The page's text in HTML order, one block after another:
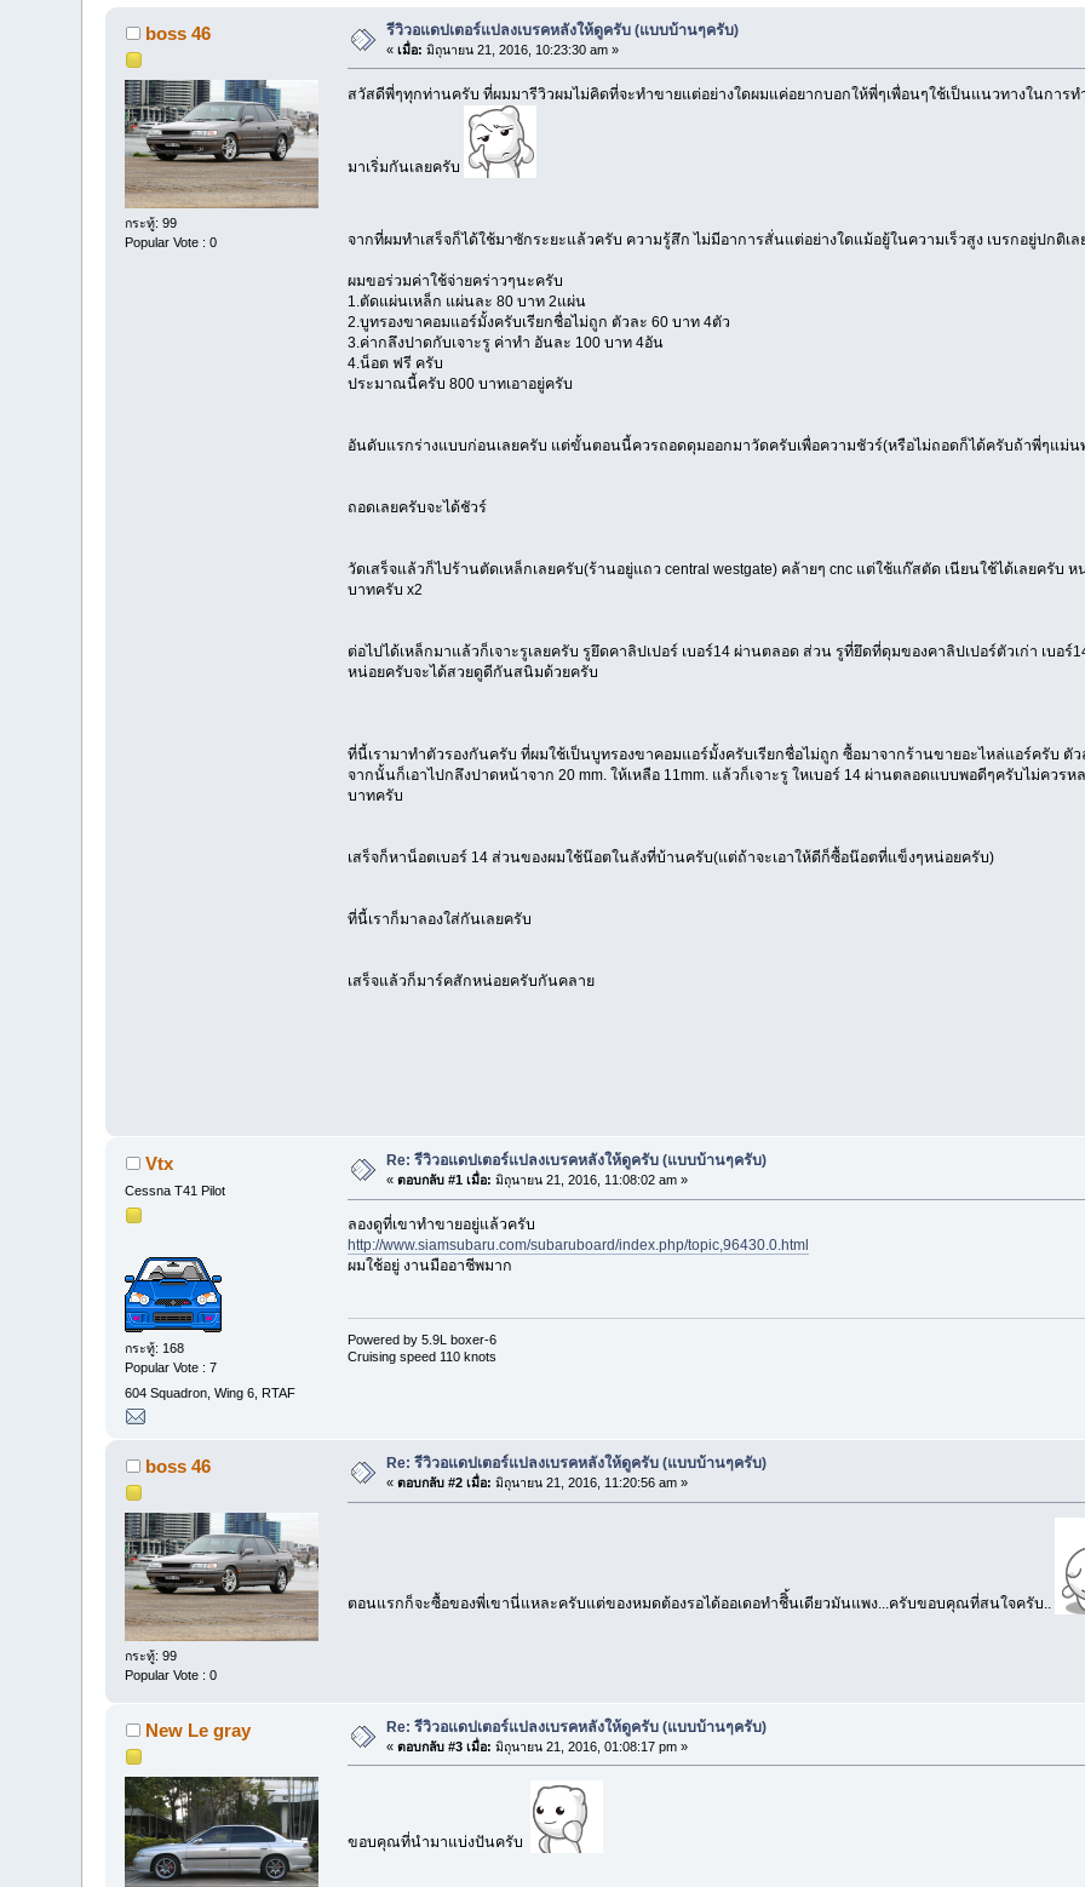
boss 46
กระทู้: 99
Popular Vote : 0
รีวิวอแดปเตอร์แปลงเบรคหลังให้ดูครับ (แบบบ้านๆครับ)
«เมื่อ: มิถุนายน 21, 2016, 10:23:30 am »
สวัสดีพี่ๆทุกท่านครับ ที่ผมมารีวิวผมไม่คิดที่จะทำขายแต่อย่างใดผมแค่อยากบอกให้พี่ๆเพื่อนๆใช้เป็นแนวทางในกา
มาเริ่มกันเลยครับ
จากที่ผมทำเสร็จก็ได้ใช้มาซักระยะแล้วครับ ความรู้สึก ไม่มีอาการสั่นแต่อย่างใดแม้อยู้ในความเร็วสูง เบรกอยู่ปกติเล
ผมขอร่วมค่าใช้จ่ายคร่าวๆนะครับ
1.ตัดแผ่นเหล็ก แผ่นละ 80 บาท 2แผ่น
2.บูทรองขาคอมแอร์มั้งครับเรียกชื่อไม่ถูก ตัวละ 60 บาท 4ตัว
3.ค่ากลึงปาดกับเจาะรู ค่าทำ อันละ 100 บาท 4อัน
4.น็อต ฟรี ครับ
ประมาณนี้ครับ 800 บาทเอาอยู่ครับ
อันดับแรกร่างแบบก่อนเลยครับ แต่ขั้นตอนนี้ควรถอดดุมออกมาวัดครับเพื่อความชัวร์(หรือไม่ถอดก็ได้ครับถ้าพี่ๆแม่น
ถอดเลยครับจะได้ชัวร์
วัดเสร็จแล้วก็ไปร้านตัดเหล็กเลยครับ(ร้านอยู่แถว central westgate) คล้ายๆ cnc แต่ใช้แก๊สตัด เนียนใช้ได้เลยครับ
บาทครับ x2
ต่อไปได้เหล็กมาแล้วก็เจาะรูเลยครับ รูยึดคาลิปเปอร์ เบอร์14 ผ่านตลอด ส่วน รูที่ยึดที่ดุมของคาลิปเปอร์ตัวเก่า เบ
หน่อยครับจะได้สวยดูดีกันสนิมด้วยครับ
ที่นี้เรามาทำตัวรองกันครับ ที่ผมใช้เป็นบูทรองขาคอมแอร์มั้งครับเรียกชื่อไม่ถูก ซื้อมาจากร้านขายอะไหล่แอร์ครับ ตั
จากนั้นก็เอาไปกลึงปาดหน้าจาก 20 mm. ให้เหลือ 11mm. แล้วก็เจาะรู ใหเบอร์ 14 ผ่านตลอดแบบพอดีๆครับไม่คว
บาทครับ
เสร็จก็หาน็อตเบอร์ 14 ส่วนของผมใช้น๊อตในลังที่บ้านครับ(แต่ถ้าจะเอาให้ดีก็ซื้อน๊อตที่แข็งๆหน่อยครับ)
ที่นี้เราก็มาลองใส่กันเลยครับ
เสร็จแล้วก็มาร์คสักหน่อยครับกันคลาย
Vtx
Cessna T41 Pilot
กระทู้: 168
Popular Vote : 7
604 Squadron, Wing 6, RTAF
Re: รีวิวอแดปเตอร์แปลงเบรคหลังให้ดูครับ (แบบบ้านๆครับ)
«ตอบกลับ #1 เมื่อ: มิถุนายน 21, 2016, 11:08:02 am »
ลองดูที่เขาทำขายอยู่แล้วครับ
http://www.siamsubaru.com/subaruboard/index.php/topic,96430.0.html
ผมใช้อยู่ งานมืออาชีพมาก
Powered by 5.9L boxer-6
Cruising speed 110 knots
boss 46
กระทู้: 99
Popular Vote : 0
Re: รีวิวอแดปเตอร์แปลงเบรคหลังให้ดูครับ (แบบบ้านๆครับ)
«ตอบกลับ #2 เมื่อ: มิถุนายน 21, 2016, 11:20:56 am »
ตอนแรกก็จะซื้อของพี่เขานี่แหละครับแต่ของหมดต้องรอได้ออเดอทำชึิ้นเดียวมันแพง...ครับขอบคุณที่สนใจครับ..
New Le gray Re: รีวิวอแดปเตอร์แปลงเบรคหลังให้ดูครับ (แบบบ้านๆครับ)
«ตอบกลับ #3 เมื่อ: มิถุนายน 21, 2016, 01:08:17 pm »
ขอบคุณที่นำมาแบ่งปันครับ